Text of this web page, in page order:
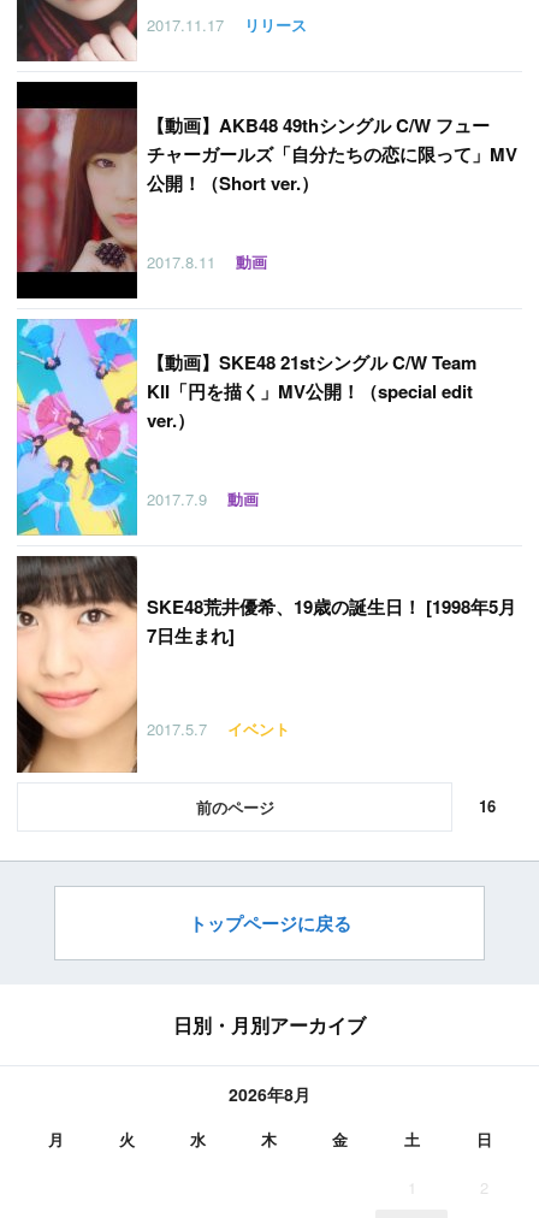
2017.11.17 リリース
【動画】AKB48 49thシングル C/W フュー
チャーガールズ「自分たちの恋に限って」MV
公開！（Short ver.）
2017.8.11 動画
【動画】SKE48 21stシングル C/W Team
KII「円を描く」MV公開！（special edit
ver.）
2017.7.9 動画
SKE48荒井優希、19歳の誕生日！ [1998年5月
7日生まれ]
2017.5.7 イベント
前 16
トップページに戻る
日別・月別アーカイブ
2026年8月
月 火 水 木 金 土 日
1 2